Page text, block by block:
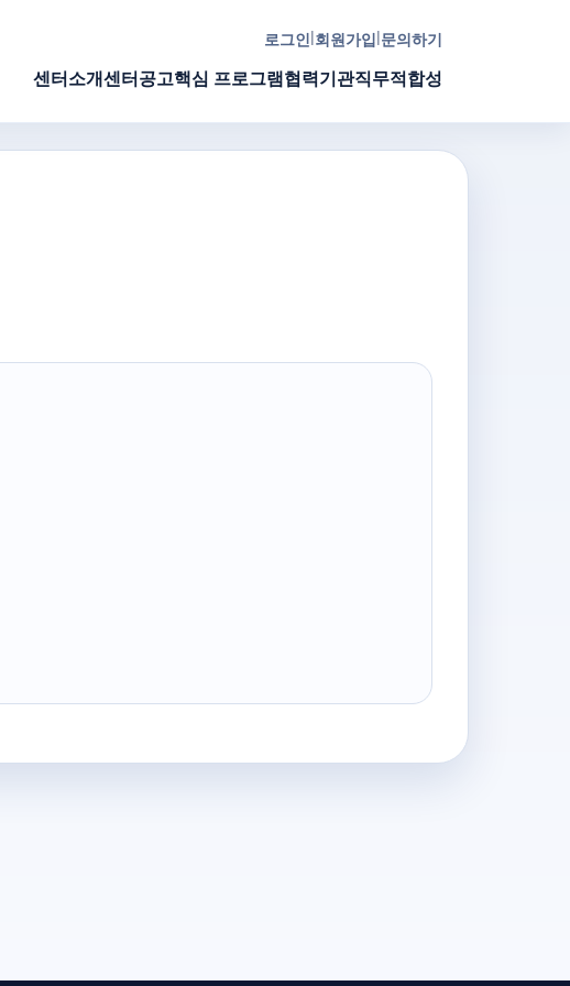
로그인|회원가입|문의하기
센터소개센터공고핵심 프로그램협력기관직무적합성